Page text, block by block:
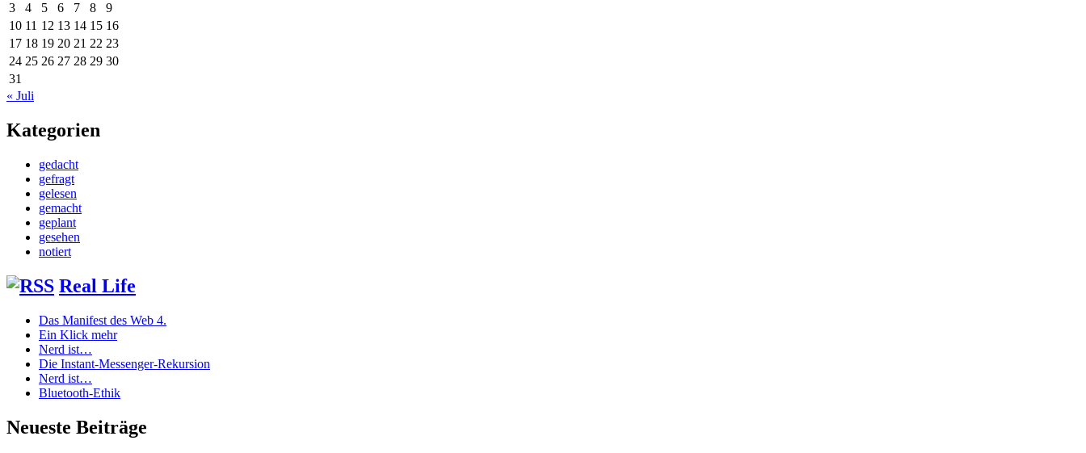
3
4 5 6 7 8
9
10 11 12 13 14 15 16
17 18 19 20 21 22 23
24 25 26 27 28 29 30
31
« Juli
Kategorien
gedacht
gefragt
gelesen
gemacht
geplant
gesehen
notiert
Real Life
Das Manifest des Web 4.
Ein Klick mehr
Nerd ist…
Die Instant-Messenger-Rekursion
Nerd ist…
Bluetooth-Ethik
Neueste Beiträge